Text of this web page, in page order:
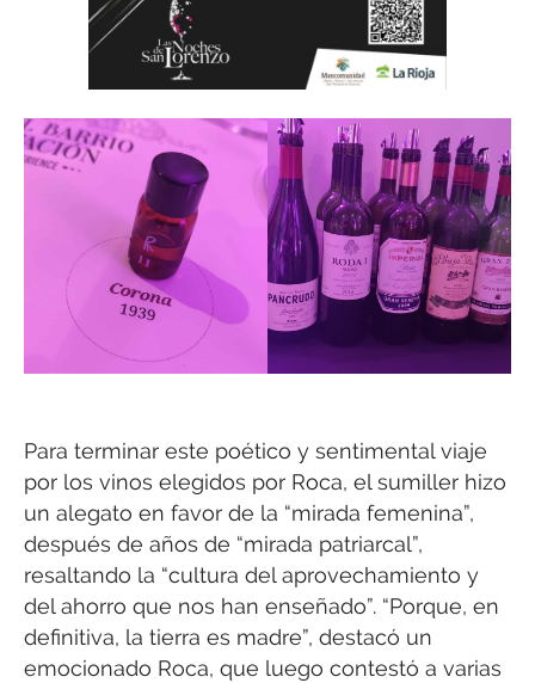
Para terminar este poético y sentimental viaje
por los vinos elegidos por Roca, el sumiller hizo
un alegato en favor de la “mirada femenina”,
después de años de “mirada patriarcal”,
resaltando la “cultura del aprovechamiento y
del ahorro que nos han enseñado”. “Porque, en
definitiva, la tierra es madre”, destacó un
emocionado Roca, que luego contestó a varias